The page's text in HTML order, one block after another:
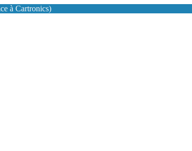
à Cartronics)